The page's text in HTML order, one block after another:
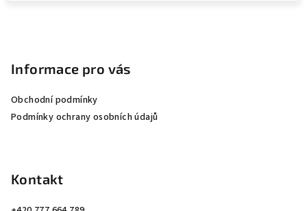
Informace pro vás
Obchodní podmínky
Podmínky ochrany osobních údajů
Kontakt